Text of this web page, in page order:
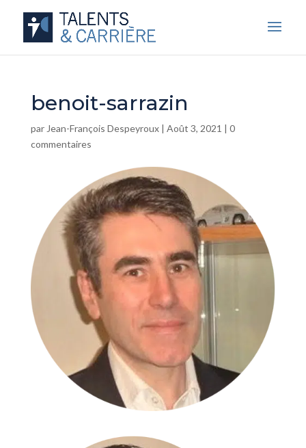
benoit-sarrazin
par Jean-François Despeyroux| Août 3, 2021 | 0
commentaires